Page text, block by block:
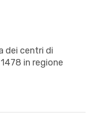
dei centri di
in regione